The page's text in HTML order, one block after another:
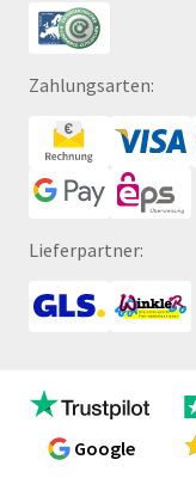
Zahlungsarten:
Lieferpartner:
Google